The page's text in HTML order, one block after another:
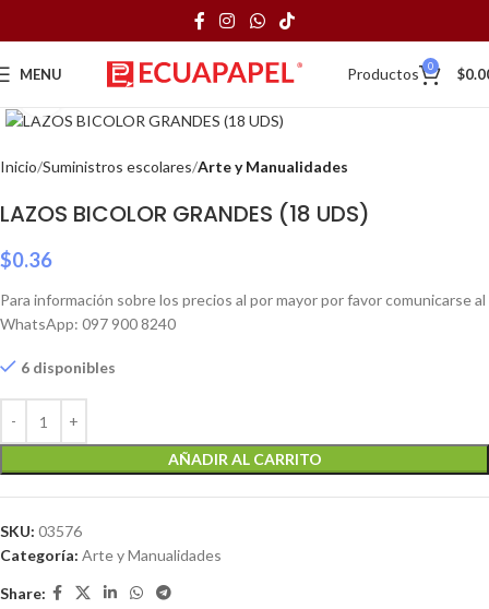
MENU Productos 0 $
Click to enlarge
Inicio Suministros escolares Arte y Manualidades
LAZOS BICOLOR GRANDES (18 UDS)
$0.36
Para información sobre los precios al por mayor por favor comunicarse al
WhatsApp: 097 900 8240
6 disponibles
AÑADIR AL CARRITO
SKU: 03576
Categoría: Arte y Manualidades
Share: